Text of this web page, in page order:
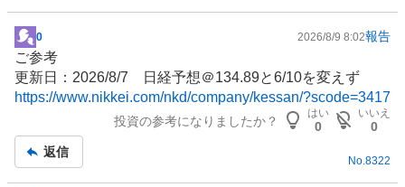
い
0
%
、
買
た
い
掲
示
板
記
0 2026/8/9 8:02報告
ご参考
更新日：2026/8/7 日経予想＠134.89と6/10を変えず
https://www.nikkei.com/nkd/company/kessan/?scode=3417
投資の参考になりましたか？
はい
0
いいえ
0
返信
No.8322